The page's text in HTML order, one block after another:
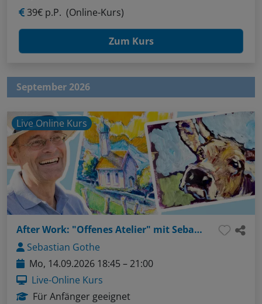
39€ p.P. (Online-Kurs)
Zum Kurs
September 2026
Live Online Kurs
After Work: "Offenes Atelier" mit Sebastian - Thema: Menschen in Bewegung sketchen (Liner / Pinselstifte / Aquarellfarben)
Sebastian Gothe
Mo, 14.09.2026 18:45 – 21:00
Live-Online Kurs
Für Anfänger geeignet